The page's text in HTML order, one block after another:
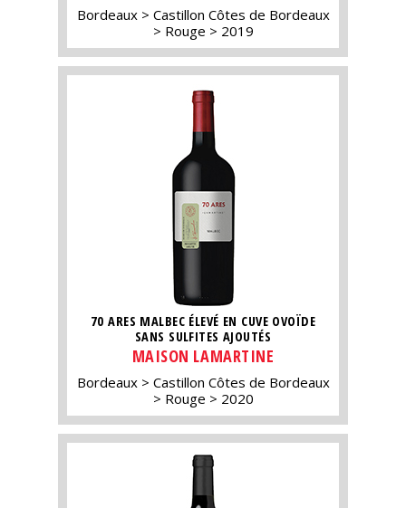
Bordeaux
Castillon Côtes de Bordeaux
Rouge
2019
70 ARES MALBEC ÉLEVÉ EN CUVE OVOÏDE
SANS SULFITES AJOUTÉS
MAISON LAMARTINE
Bordeaux
Castillon Côtes de Bordeaux
Rouge
2020